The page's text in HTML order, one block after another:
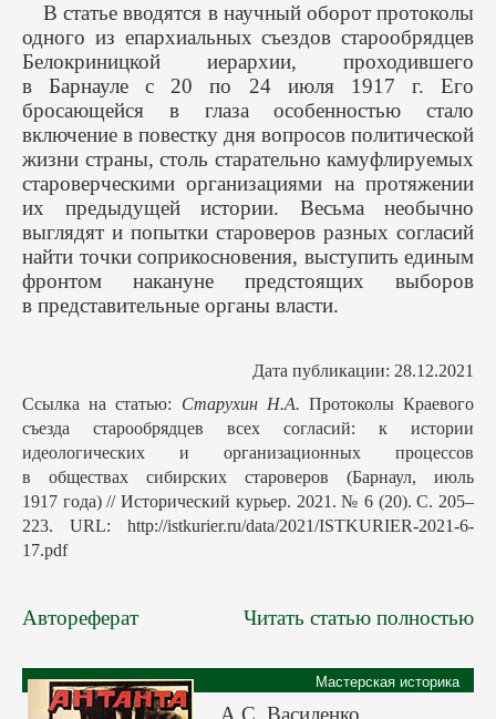
В статье вводятся в научный оборот протоколы
одного из епархиальных съездов старообрядцев
Белокриницкой иерархии, проходившего
в Барнауле с 20 по 24 июля 1917 г. Его
бросающейся в глаза особенностью стало
включение в повестку дня вопросов политической
жизни страны, столь старательно камуфлируемых
староверческими организациями на протяжении
их предыдущей истории. Весьма необычно
выглядят и попытки староверов разных согласий
найти точки соприкосновения, выступить единым
фронтом накануне предстоящих выборов
в представительные органы власти.
Дата публикации: 28.12.2021
Ссылка на статью: Старухин Н.А. Протоколы Краевого
съезда старообрядцев всех согласий: к истории
идеологических и организационных процессов
в обществах сибирских староверов (Барнаул, июль
1917 года) // Исторический курьер. 2021. № 6 (20). С. 205–
223. URL: http://istkurier.ru/data/2021/ISTKURIER-2021-6-
17.pdf
Автореферат Читать статью полностью
Мастерская историка
А.С. Василенко